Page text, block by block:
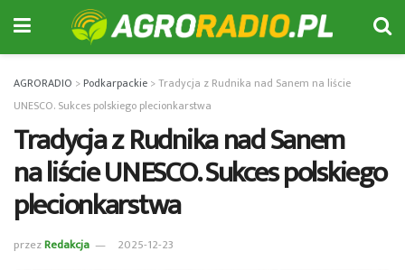
AGRORADIO >Podkarpackie >Tradycja z Rudnika nad Sanem na liście
UNESCO. Sukces polskiego plecionkarstwa
Tradycja z Rudnika nad Sanem
na liście UNESCO. Sukces polskiego
plecionkarstwa
przezRedakcja 2025-12-23